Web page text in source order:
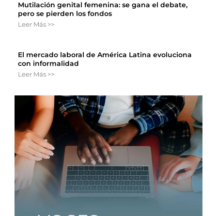
Mutilación genital femenina: se gana el debate,
pero se pierden los fondos
Leer Más >>
El mercado laboral de América Latina evoluciona
con informalidad
Leer Más >>